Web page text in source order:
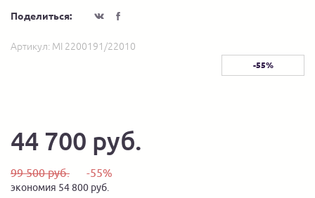
Поделиться:
Артикул: MI 2200191/22010
-55%
44 700 руб.
99 500 руб. -55%
экономия 54 800 руб.